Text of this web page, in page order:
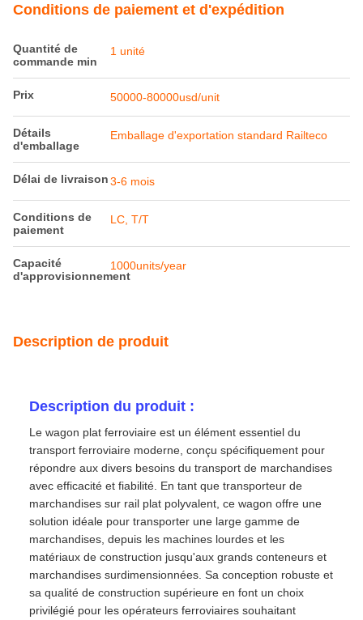
Conditions de paiement et d'expédition
Quantité de
commande min
1 unité
Prix 50000-80000usd/unit
Détails
d'emballage
Emballage d'exportation standard Railteco
Délai de livraison3-6 mois
Conditions de
paiement
LC, T/T
Capacité
d'approvisionnement
1000units/year
Description de produit
Description du produit :
Le wagon plat ferroviaire est un élément essentiel du
transport ferroviaire moderne, conçu spécifiquement pour
répondre aux divers besoins du transport de marchandises
avec efficacité et fiabilité. En tant que transporteur de
marchandises sur rail plat polyvalent, ce wagon offre une
solution idéale pour transporter une large gamme de
marchandises, depuis les machines lourdes et les
matériaux de construction jusqu'aux grands conteneurs et
marchandises surdimensionnées. Sa conception robuste et
sa qualité de construction supérieure en font un choix
privilégié pour les opérateurs ferroviaires souhaitant